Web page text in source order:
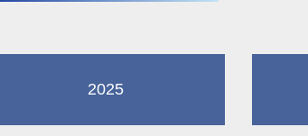
2025